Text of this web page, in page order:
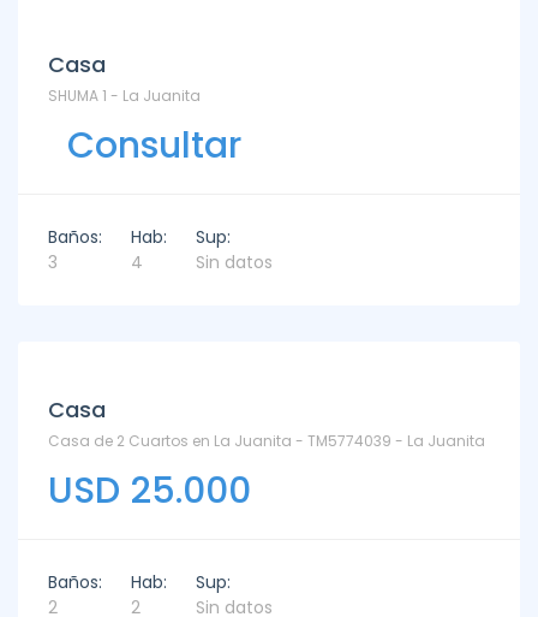
Casa
SHUMA 1 - La Juanita
Consultar
Baños:
3
Hab:
4
Sup:
Sin datos
Casa
Casa de 2 Cuartos en La Juanita - TM5774039 - La Juanita
USD 25.000
Baños:
2
Hab:
2
Sup:
Sin datos